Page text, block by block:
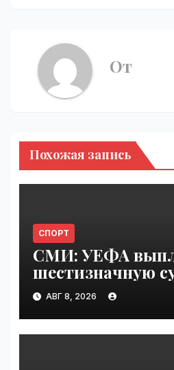
От
Похожая запись
СПОРТ
СМИ: УЕФА
шестизначную
любовнице
VseTime.ru
АВГ 8, 2026